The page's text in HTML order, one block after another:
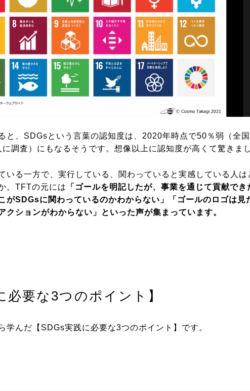
と、SDGsという言葉の認知度は、2020年時点で50％弱（全
調査）にもなるそうです。想像以上に認知度が高くて驚きまし
いる一方で、実行している、関わっていると実感している人は
。TFTの元には 「ゴールを明記したが、事業を通じて貢献でき
がSDGsに関わっているのかわからない」「ゴールのロゴは見
クションがわからない」といった声が集まっています。
必要な3つのポイント】
学んだ【SDGs実践に必要な3つのポイント】です。